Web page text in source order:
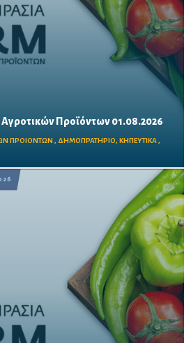
Αγροτικών Προϊόντων 01.08.2026
ΠΡΟΙΟΝΤΩΝ , ΔΗΜΟΠΡΑΤΗΡΙΟ, ΚΗΠΕΥΤΙΚΑ ,
του δημοπρατηρίου